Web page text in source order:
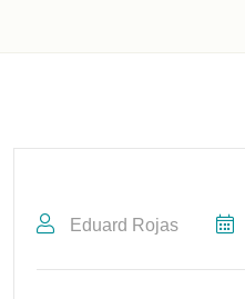
Eduard Rojas